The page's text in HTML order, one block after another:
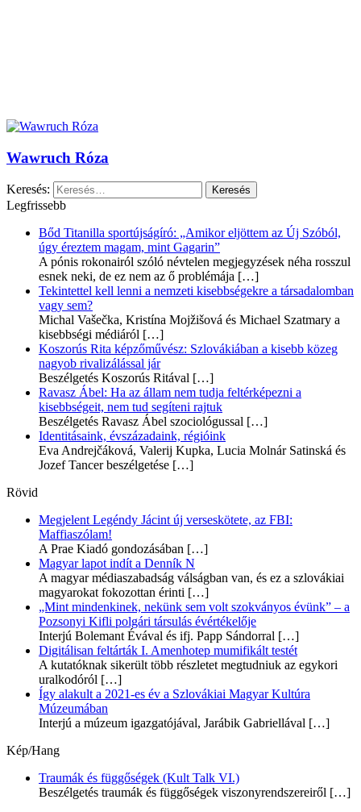
Wawruch Róza
Keresés:
Legfrissebb
Bőd Titanilla sportújságíró: „Amikor eljöttem az Új Szóból,
úgy éreztem magam, mint Gagarin”
A pónis rokonairól szóló névtelen megjegyzések néha rosszul
esnek neki, de ez nem az ő problémája […]
Tekintettel kell lenni a nemzeti kisebbségekre a társadalomban
vagy sem?
Michal Vašečka, Kristína Mojžišová és Michael Szatmary a
kisebbségi médiáról […]
Koszorús Rita képzőművész: Szlovákiában a kisebb közeg
nagyob rivalizálással jár
Beszélgetés Koszorús Ritával […]
Ravasz Ábel: Ha az állam nem tudja feltérképezni a
kisebbségeit, nem tud segíteni rajtuk
Beszélgetés Ravasz Ábel szociológussal […]
Identitásaink, évszázadaink, régióink
Eva Andrejčáková, Valerij Kupka, Lucia Molnár Satinská és
Jozef Tancer beszélgetése […]
Rövid
Megjelent Legéndy Jácint új verseskötete, az FBI:
Maffiaszólam!
A Prae Kiadó gondozásában […]
Magyar lapot indít a Denník N
A magyar médiaszabadság válságban van, és ez a szlovákiai
magyarokat fokozottan érinti […]
„Mint mindenkinek, nekünk sem volt szokványos évünk” – a
Pozsonyi Kifli polgári társulás évértékelője
Interjú Bolemant Évával és ifj. Papp Sándorral […]
Digitálisan feltárták I. Amenhotep mumifikált testét
A kutatóknak sikerült több részletet megtudniuk az egykori
uralkodóról […]
Így alakult a 2021-es év a Szlovákiai Magyar Kultúra
Múzeumában
Interjú a múzeum igazgatójával, Jarábik Gabriellával […]
Kép/Hang
Traumák és függőségek (Kult Talk VI.)
Beszélgetés traumák és függőségek viszonyrendszereiről […]